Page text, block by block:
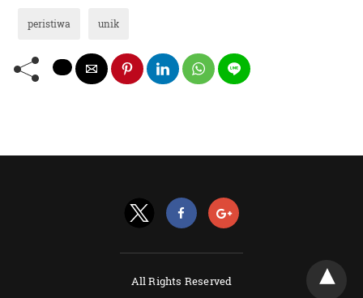
peristiwa unik
All Rights Reserved